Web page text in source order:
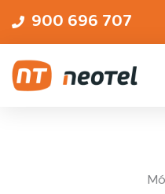
900 696 707